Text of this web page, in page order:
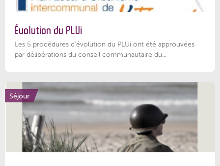
Évolution du PLUi
Les 5 procédures d’évolution du PLUi ont été approuvées
par délibérations du conseil communautaire du...
Séjour